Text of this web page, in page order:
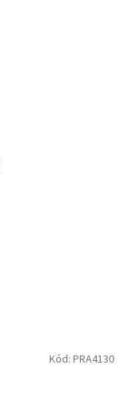
Kód: PRA4130